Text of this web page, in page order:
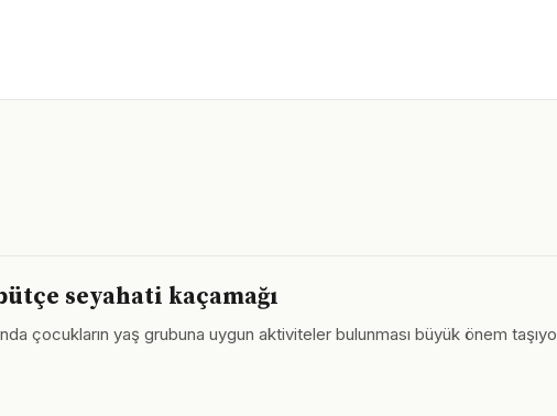
seyahati kaçamağı
çocukların yaş grubuna uygun aktiviteler bulunması büyük önem